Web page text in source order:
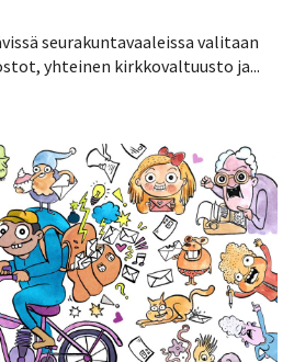
seurakuntavaaleissa valitaan
yhteinen kirkkovaltuusto ja...